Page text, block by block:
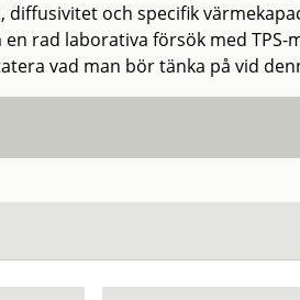
och specifik
rad laborativa försök med
vad man bör tänka på vid